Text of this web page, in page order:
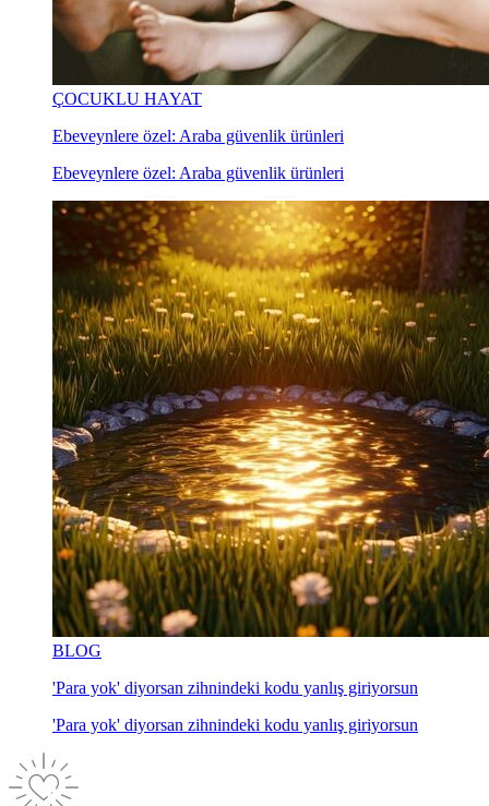
ÇOCUKLU HAYAT
Ebeveynlere özel: Araba güvenlik ürünleri
Ebeveynlere özel: Araba güvenlik ürünleri
BLOG
'Para yok' diyorsan zihnindeki kodu yanlış giriyorsun
'Para yok' diyorsan zihnindeki kodu yanlış giriyorsun